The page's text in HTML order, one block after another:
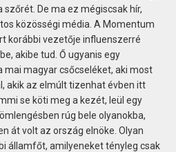
De ma ez mégiscsak hír,
közösségi média. A Momentum
korábbi vezetője influenszerré
akibe tud. Ő ugyanis egy
magyar csőcseléket, aki most
akik az elmúlt tizenhat évben itt
se köti meg a kezét, leül egy
rúg bele olyanokba,
át volt az ország elnöke. Olyan
államfőt, amilyeneket tényleg csak